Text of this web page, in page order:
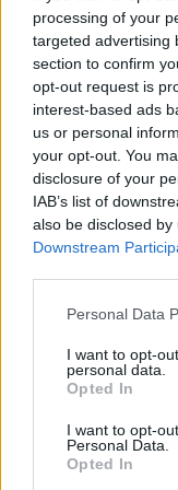
processing of your
targeted advertising
section to confirm
opt-out request is
interest-based ads
us or personal
your opt-out. You
disclosure of your
IAB’s list of
also be disclosed
Downstream
Personal Data
I want to opt-
personal data.
Opted In
I want to opt-
Personal Data.
Opted In
εκατ. ευρώ μέσω
επαγγελματική
σπουδαστών
31/10/2025 - 09:41
ΡΟΗ